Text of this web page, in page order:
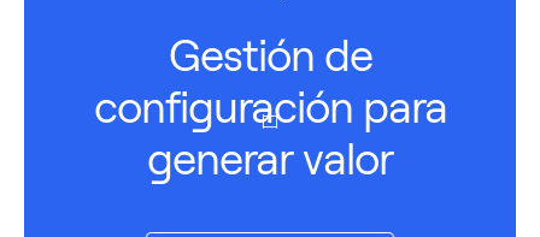
Gestión de
configuración para
generar valor